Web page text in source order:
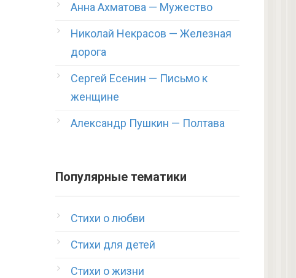
Анна Ахматова — Мужество
Николай Некрасов — Железная
дорога
Сергей Есенин — Письмо к
женщине
Александр Пушкин — Полтава
Популярные тематики
Стихи о любви
Стихи для детей
Стихи о жизни